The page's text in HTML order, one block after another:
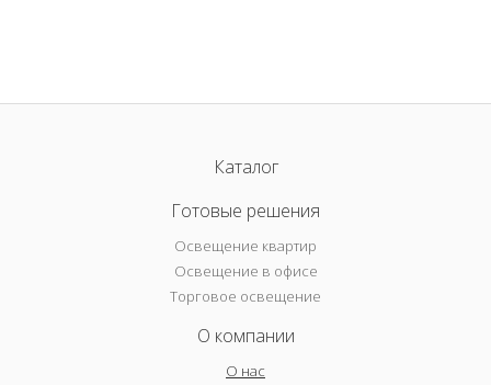
Каталог
Готовые решения
Освещение квартир
Освещение в офисе
Торговое освещение
О компании
О нас